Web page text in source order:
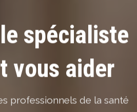
spécialiste
vous aider
professionnels de la santé